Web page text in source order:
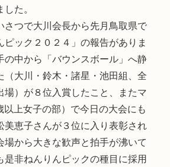
た。
さつで大川会長から先月鳥取県で
ック２０２４」の報告がありま
の中から「バウンスボール」へ静
（大川・鈴木・諸星・池田組、全
場）が８位入賞したこと、またマ
以上女子の部）で今日の大会にも
美恵子さんが３位に入り表彰され
場から大きな歓声と拍手が沸いて
是非ねんりんピックの種目に採用